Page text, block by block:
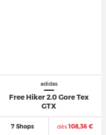
adidas
Free Hiker 2.0 Gore Tex
GTX
7 Shops dès108,36 €